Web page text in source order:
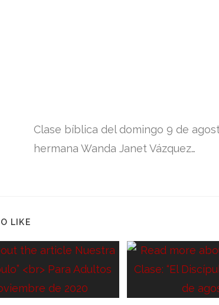
Clase bíblica del domingo 9 de
hermana Wanda Janet Vázquez…
LIKE